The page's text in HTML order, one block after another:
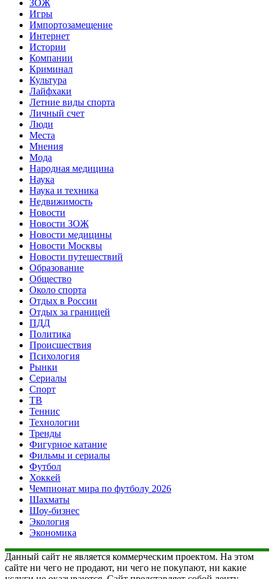
ЗОЖ
Игры
Импортозамещение
Интернет
Истории
Компании
Криминал
Культура
Лайфхаки
Летние виды спорта
Личный счет
Люди
Места
Мнения
Мода
Народная медицина
Наука
Наука и техника
Недвижимость
Новости
Новости ЗОЖ
Новости медицины
Новости Москвы
Новости путешествий
Образование
Общество
Около спорта
Отдых в России
Отдых за границей
ПДД
Политика
Происшествия
Психология
Рынки
Сериалы
Спорт
ТВ
Теннис
Технологии
Тренды
Фигурное катание
Фильмы и сериалы
Футбол
Хоккей
Чемпионат мира по футболу 2026
Шахматы
Шоу-бизнес
Экология
Экономика
Данный сайт не является коммерческим проектом. На этом
сайте ни чего не продают, ни чего не покупают, ни какие